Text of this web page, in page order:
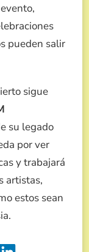
pueden salir
sigue
su legado
por ver
y trabajará
artistas,
estos sean